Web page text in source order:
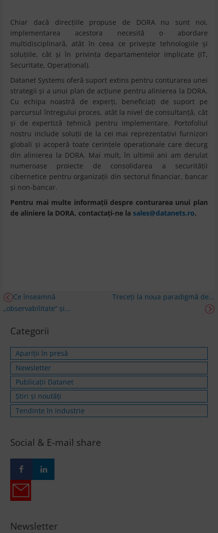
Chiar dacă direcțiile propuse de DORA nu sunt noi,
implementarea acestora necesită o abordare
multidisciplinară, atât în ceea ce privește tehnologiile și
soluțiile, cât și în privința departamentelor implicate (IT,
Securitate, Operațional).
Datanet Systems oferă suport extins pentru conturarea unei
strategii și a unui plan de acțiune pentru alinierea la DORA.
Cu echipa noastră de experți, beneficiați de suport pe
parcursul întregului proces, atât la nivel de consultanță, cât
și de expertiză tehnică pentru implementare. Portofoliul
nostru include soluții de la cei mai reprezentativi furnizori
globali și acoperă toate cerințele operaționale care decurg
din alinierea la DORA. Mai mult, în ultimii ani am derulat
numeroase proiecte de consolidarea a securității
cibernetice pentru organizații din sectorul financiar, bancar
și non-bancar.
Pentru mai multe informații despre conturarea unui plan
de aliniere la DORA, contactați-ne lasales@datanets.ro.
Ce înseamnă
„observabilitate” și...
Treceți la noua paradigmă de...
Categorii
Apariții în presă
Newsletter
Publicații Datanet
Știri și noutăți
Tendințe în industrie
Social & E-mail share
Newsletter